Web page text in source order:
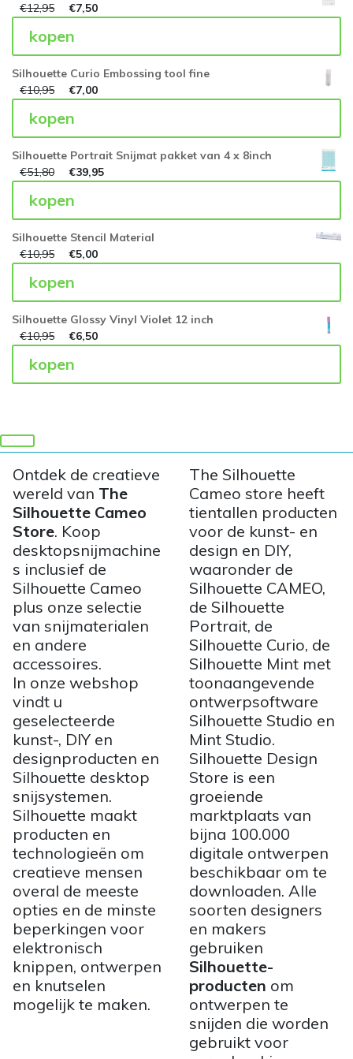
€12,95 €7,50
kopen
Silhouette Curio Embossing tool fine
€10,95 €7,00
kopen
Silhouette Portrait Snijmat pakket van 4 x 8inch
€51,80 €39,95
kopen
Silhouette Stencil Material
€10,95 €5,00
kopen
Silhouette Glossy Vinyl Violet 12 inch
€10,95 €6,50
kopen
Ontdek de creatieve
wereld van The
Silhouette Cameo
Store. Koop
desktopsnijmachine
s inclusief de
Silhouette Cameo
plus onze selectie
van snijmaterialen
en andere
accessoires.
In onze webshop
vindt u
geselecteerde
kunst-, DIY en
designproducten en
Silhouette desktop
snijsystemen.
Silhouette maakt
producten en
technologieën om
creatieve mensen
overal de meeste
opties en de minste
beperkingen voor
elektronisch
knippen, ontwerpen
en knutselen
mogelijk te maken.
The Silhouette
Cameo store heeft
tientallen producten
voor de kunst- en
design en DIY,
waaronder de
Silhouette CAMEO,
de Silhouette
Portrait, de
Silhouette Curio, de
Silhouette Mint met
toonaangevende
ontwerpsoftware
Silhouette Studio en
Mint Studio.
Silhouette Design
Store is een
groeiende
marktplaats van
bijna 100.000
digitale ontwerpen
beschikbaar om te
downloaden. Alle
soorten designers
en makers
gebruiken
Silhouette-
producten om
ontwerpen te
snijden die worden
gebruikt voor